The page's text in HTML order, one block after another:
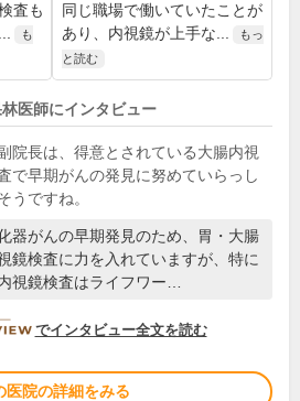
査も
も
同じ職場で働いていたことが
あり、内視鏡が上手な...
もっ
と読む
医師にインタビュー
院長は、得意とされている大腸内視
で早期がんの発見に努めていらっし
うですね。
器がんの早期発見のため、胃・大腸
鏡検査に力を入れていますが、特に
視鏡検査はライフワー…
DOCTORVIEW
でインタビュー全文を読む
医院の詳細をみる